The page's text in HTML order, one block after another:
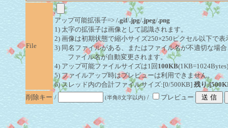
File
/
アップ可能拡張子=> /.gif/.jpg/.jpeg/.png
1) 太字の拡張子は画像として認識されます。
2) 画像は初期状態で縮小サイズ250×250ピクセル以下で表
3) 同名ファイルがある、またはファイル名が不適切な場
ファイル名が自動変更されます。
4) アップ可能ファイルサイズは1回 100KB
5) ファイルアップ時はプレビューは利用できません。
6) スレッド内の合計ファイルサイズ:[0/500KB] 残り
削除キー / (半角8文字以内) / プレビュー